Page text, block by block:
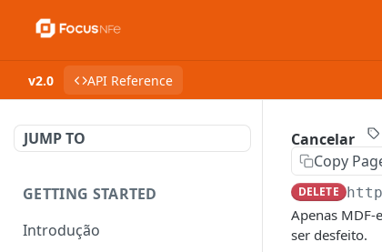
v2.0 API Reference
JUMP TO
GETTING STARTED
Introdução
Cancelar
Copy
DELETE
Apenas
ser desfeito.